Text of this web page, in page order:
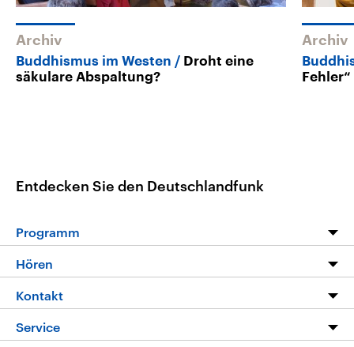
Archiv
Buddhismus im Westen
Droht eine
säkulare Abspaltung?
Archiv
Fehler“
Entdecken Sie den Deutschlandfunk
Programm
Die Nachrichten
Nachrichtenleicht
Hören
Livestream
Podcasts
Kontakt
Service